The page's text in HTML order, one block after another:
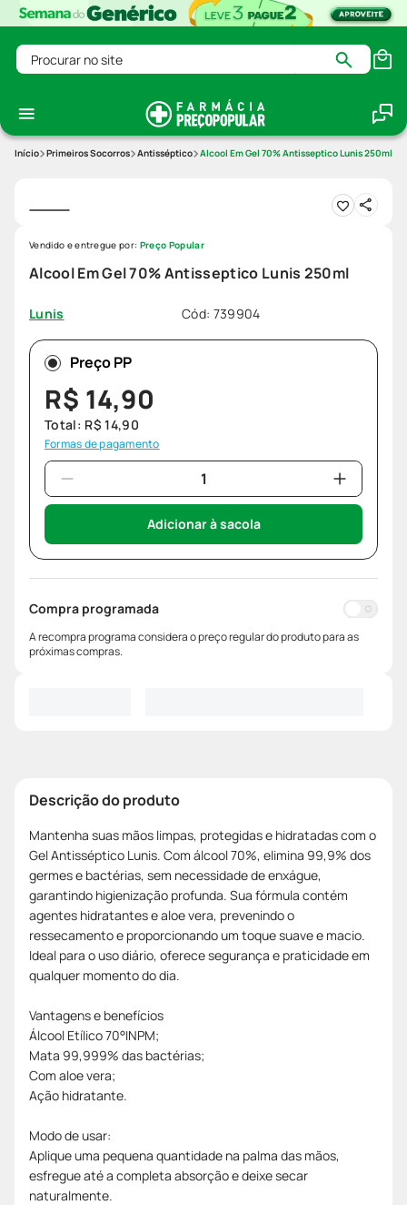
Procurar no site
Primeiros Socorros Antisséptico Alcool Em Gel 70% Antisseptico Lunis 250ml
Alcool Em Gel 70% Antisseptico Lunis 250ml
Lunis Cód: 739904
Vendido e entregue por: Preço Popular
Preço PP
R$ 14,90
Total: R$ 14,90
Formas de pagamento
Adicionar à sacola
Compra programada
A recompra programa considera o preço regular do produto para as
próximas compras.
Descrição do produto
Mantenha suas mãos limpas, protegidas e hidratadas com o
Gel Antisséptico Lunis. Com álcool 70%, elimina 99,9% dos
germes e bactérias, sem necessidade de enxágue,
garantindo higienização profunda. Sua fórmula contém
agentes hidratantes e aloe vera, prevenindo o
ressecamento e proporcionando um toque suave e macio.
Ideal para o uso diário, oferece segurança e praticidade em
qualquer momento do dia.
Vantagens e benefícios
Álcool Etílico 70°INPM;
Mata 99,999% das bactérias;
Com aloe vera;
Ação hidratante.
Modo de usar:
Aplique uma pequena quantidade na palma das mãos,
esfregue até a completa absorção e deixe secar
naturalmente.